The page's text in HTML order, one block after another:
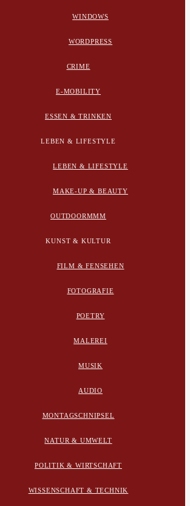
WINDOWS
WORDPRESS
CRIME
E-MOBILITY
ESSEN & TRINKEN
LEBEN & LIFESTYLE
LEBEN & LIFESTYLE
MAKE-UP & BEAUTY
OUTDOORMMM
KUNST & KULTUR
FILM & FENSEHEN
FOTOGRAFIE
POETRY
MALEREI
MUSIK
AUDIO
MONTAGSCHNIPSEL
NATUR & UMWELT
POLITIK & WIRTSCHAFT
WISSENSCHAFT & TECHNIK